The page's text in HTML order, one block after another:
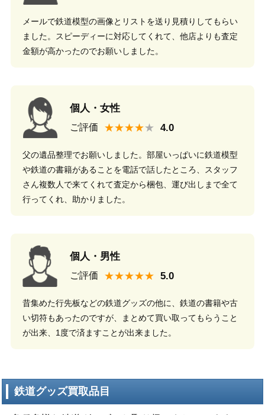
メールで鉄道模型の画像とリストを送り見積りしてもらい
ました。スピーディーに対応してくれて、他店よりも査定
金額が高かったのでお願いしました。
個人・女性
ご評価 ★★★★
父の遺品整理でお願いしました。部屋いっぱいに鉄道模型
や鉄道の書籍があることを電話で話したところ、スタッフ
さん複数人で来てくれて査定から梱包、運び出しまで全て
行ってくれ、助かりました。
個人・男性
ご評価 ★★★★★
昔集めた行先板などの鉄道グッズの他に、鉄道の書籍や古
い切符もあったのですが、まとめて買い取ってもらうこと
が出来、1度で済ますことが出来ました。
鉄道グッズ買取品目